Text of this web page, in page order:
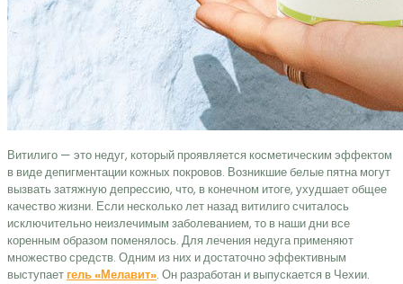
Витилиго — это недуг, который проявляется косметическим эффектом
в виде депигментации кожных покровов. Возникшие белые пятна могут
вызвать затяжную депрессию, что, в конечном итоге, ухудшает общее
качество жизни. Если несколько лет назад витилиго считалось
исключительно неизлечимым заболеванием, то в наши дни все
коренным образом поменялось. Для лечения недуга применяют
множество средств. Одним из них и достаточно эффективным
выступает гель «Мелавит». Он разработан и выпускается в Чехии.